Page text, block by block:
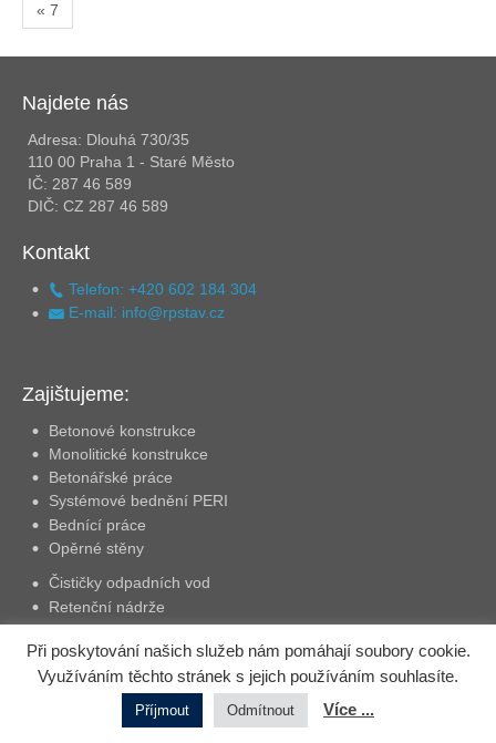
« 7
Najdete nás
Adresa: Dlouhá 730/35
110 00 Praha 1 - Staré Město
IČ: 287 46 589
DIČ: CZ 287 46 589
Kontakt
Telefon: +420 602 184 304
E-mail: info@rpstav.cz
Zajištujeme:
Betonové konstrukce
Monolitické konstrukce
Betonářské práce
Systémové bednění PERI
Bednící práce
Opěrné stěny
Čističky odpadních vod
Retenční nádrže
Základové desky, pasy, patky
Dodávka a ukládka betonářské výztuže
Betonové podlahy
Zakládání staveb
Při poskytování našich služeb nám pomáhají soubory cookie.
Využíváním těchto stránek s jejich používáním souhlasíte.
Příjmout Odmítnout Více ...